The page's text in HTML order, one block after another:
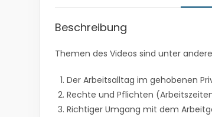
Beschreibung
Themen des Videos sind unter
Der Arbeitsalltag im gehobenen
Rechte und Pflichten
Richtiger Umgang mit dem